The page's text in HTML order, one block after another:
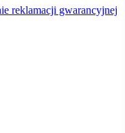
reklamacji gwarancyjnej